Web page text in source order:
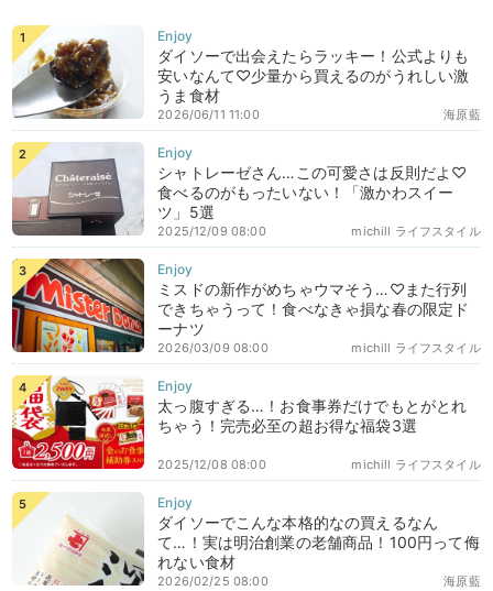
ダイソーで出会えたらラッキー！公式よりも
安いなんて♡少量から買えるのがうれしい激
うま食材
海原藍
2026/06/11 11:00
シャトレーゼさん…この可愛さは反則だよ♡
食べるのがもったいない！「激かわスイー
ツ」5選
michill ライフスタイル
2025/12/09 08:00
ミスドの新作がめちゃウマそう…♡また行列
できちゃうって！食べなきゃ損な春の限定ド
ーナツ
michill ライフスタイル
2026/03/09 08:00
太っ腹すぎる…！お食事券だけでもとがとれ
ちゃう！完売必至の超お得な福袋3選
michill ライフスタイル
2025/12/08 08:00
ダイソーでこんな本格的なの買えるなん
て…！実は明治創業の老舗商品！100円って侮
れない食材
海原藍
2026/02/25 08:00